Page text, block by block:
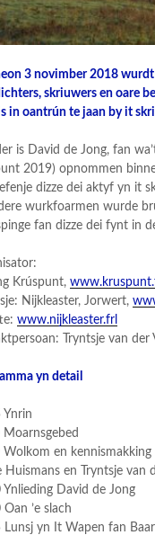
3 novimber 2018
skriuwers en oare
in oantrún te jaan by it
is David de Jong, fan
2019) opnommen
dizze dei aktyf yn it
wurkfoarmen wurde
fan dizze dei fynt in
Krúspunt,
Nijkleaster, Jorwert,
www.nijkleaster.frl
Tryntsje van
yn detail
Ynrin
Moarnsgebed
Wolkom en kennismakking
Huismans en Tryntsje van
Ynlieding David de Jong
’e slach
Lunsj yn It Wapen fan